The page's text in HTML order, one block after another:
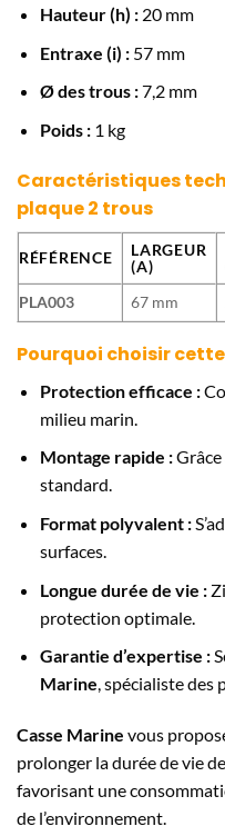
Hauteur (h) :20 mm
Entraxe (i) :57 mm
Ø des trous :7,2 mm
Poids :1 kg
Caractéristiques
plaque 2 trous
RÉFÉRENCE
LARGEUR
(A)
PLA003
67 mm
Pourquoi choisir
Protection efficace :
milieu marin.
Montage rapide :Grâce
standard.
Format polyvalent :
surfaces.
Longue durée de vie :
protection optimale.
Garantie d’expertise :
Marine, spécialiste des
Casse Marine vous
prolonger la durée de vie
favorisant une
de l’environnement.